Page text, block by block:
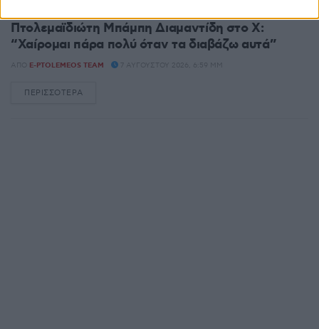
Πτολεμαϊδιώτη Μπάμπη Διαμαντίδη στο X:
“Χαίρομαι πάρα πολύ όταν τα διαβάζω αυτά”
ΑΠΌ E-PTOLEMEOS TEAM 7 ΑΥΓΟΎΣΤΟΥ 2026, 6:59 ΜΜ
ΠΕΡΙΣΣΌΤΕΡΑ